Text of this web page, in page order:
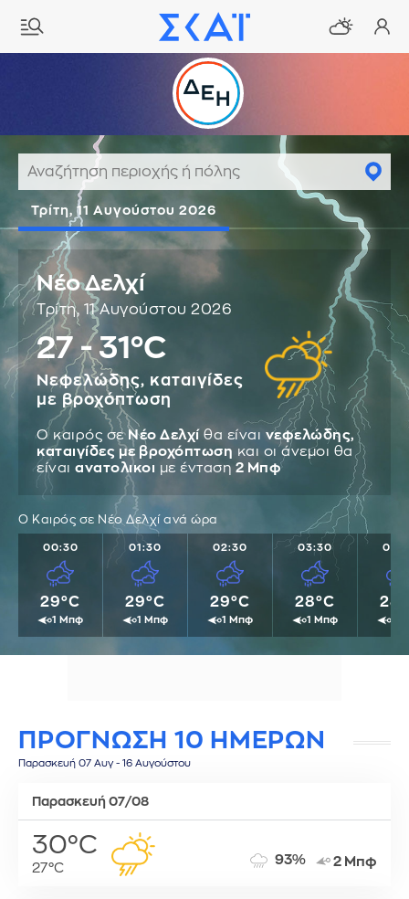
Τρίτη, 11 Αυγούστου 2026
Νέο Δελχί
Τρίτη, 11 Αυγούστου 2026
27 - 31°C
Νεφελώδης, καταιγίδες
με βροχόπτωση
Ο καιρός σε Νέο Δελχί θα είναι νεφελώδης,
καταιγίδες με βροχόπτωση και οι άνεμοι θα
είναι ανατολικοι με ένταση 2 Μπφ
Ο Καιρός σε Νέο Δελχί ανά ώρα
00:30
29°C
1 Μπφ
01:30
29°C
1 Μπφ
02:30
29°C
1 Μπφ
03:30
28°C
1 Μπφ
ΠΡΟΓΝΩΣΗ 10 ΗΜΕΡΩΝ
Παρασκευή 07 Αυγ - 16 Αυγούστου
Παρασκευή 07/08
30°C
27°C
93% 2 Μπφ